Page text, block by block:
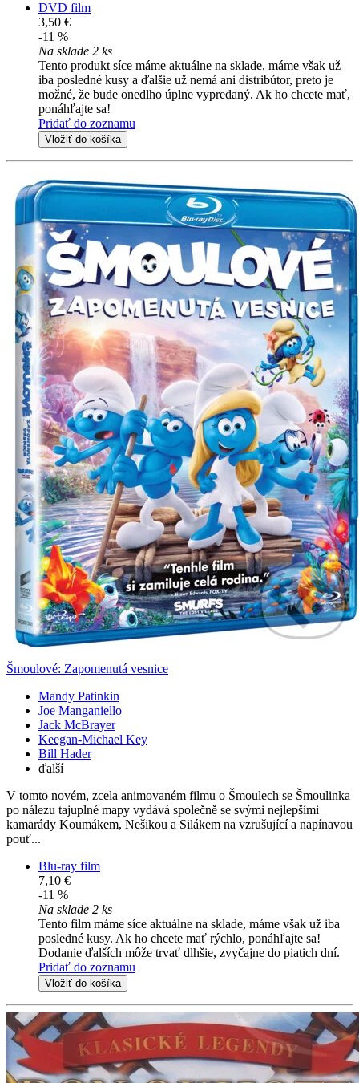
DVD film
3,50 €
-11 %
Na sklade 2 ks
Tento produkt síce máme aktuálne na sklade, máme však už
iba posledné kusy a ďalšie už nemá ani distribútor, preto je
možné, že bude onedlho úplne vypredaný. Ak ho chcete mať,
ponáhľajte sa!
Pridať do zoznamu
Vložiť do košíka
Šmoulové: Zapomenutá vesnice
Mandy Patinkin
Joe Manganiello
Jack McBrayer
Keegan-Michael Key
Bill Hader
ďalší
V tomto novém, zcela animovaném filmu o Šmoulech se Šmoulinka
po nálezu tajuplné mapy vydává společně se svými nejlepšími
kamarády Koumákem, Nešikou a Silákem na vzrušující a napínavou
pouť...
Blu-ray film
7,10 €
-11 %
Na sklade 2 ks
Tento film máme síce aktuálne na sklade, máme však už iba
posledné kusy. Ak ho chcete mať rýchlo, ponáhľajte sa!
Dodanie ďalších môže trvať dlhšie, zvyčajne do piatich dní.
Pridať do zoznamu
Vložiť do košíka